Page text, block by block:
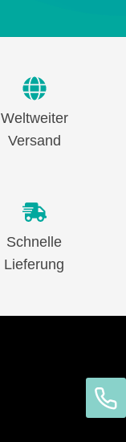
Weltweiter
Versand
Schnelle
Lieferung